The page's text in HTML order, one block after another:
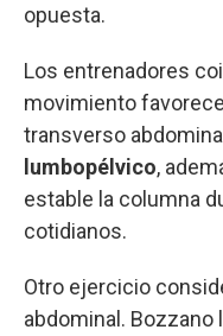
opuesta.
Los entrenadores
movimiento
transverso
lumbopélvico,
estable la columna
cotidianos.
Otro ejercicio
abdominal. Bozzano